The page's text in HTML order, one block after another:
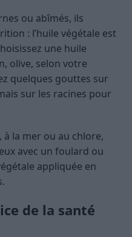
ou abîmés, ils
: l’huile végétale est
une huile
olive, selon votre
quelques gouttes sur
sur les racines pour
à la mer ou au chlore,
avec un foulard ou
appliquée en
de la santé